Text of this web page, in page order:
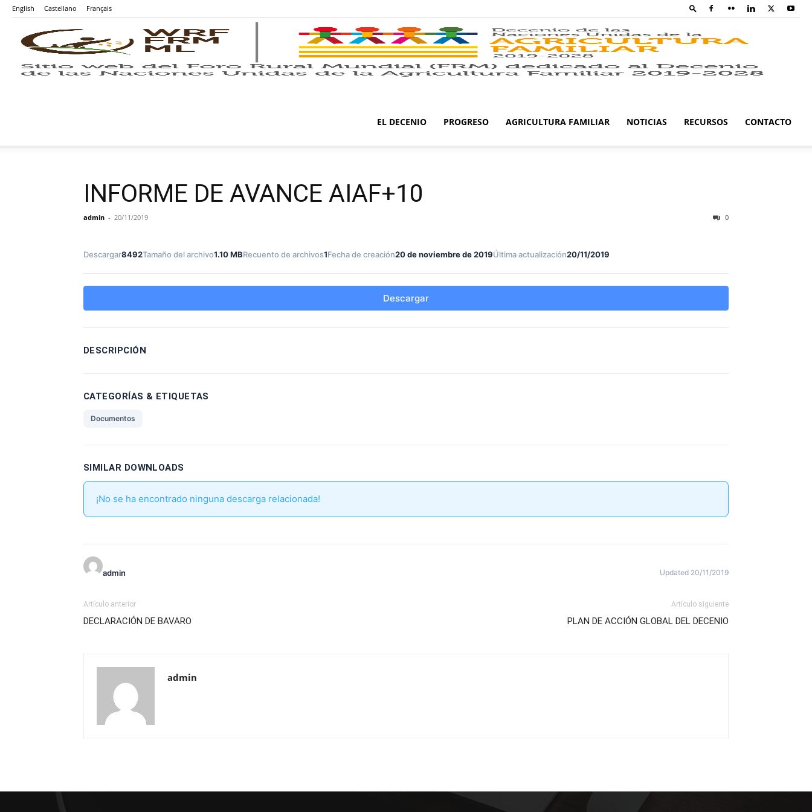
English Castellano Français
EL DECENIO PROGRESO AGRICULTURA FAMILIAR NOTICIAS RECURSOS CONTACTO
INFORME DE AVANCE AIAF+10
admin - 20/11/2019 0
Descargar8492Tamaño del archivo1.10 MBRecuento de archivos1Fecha de creación20 de noviembre de 2019Última actualización20/11/2019
Descargar
DESCRIPCIÓN
CATEGORÍAS & ETIQUETAS
Documentos
SIMILAR DOWNLOADS
¡No se ha encontrado ninguna descarga relacionada!
admin Updated 20/11/2019
Artículo anterior
DECLARACIÓN DE BAVARO
Artículo siguiente
PLAN DE ACCIÓN GLOBAL DEL DECENIO
admin